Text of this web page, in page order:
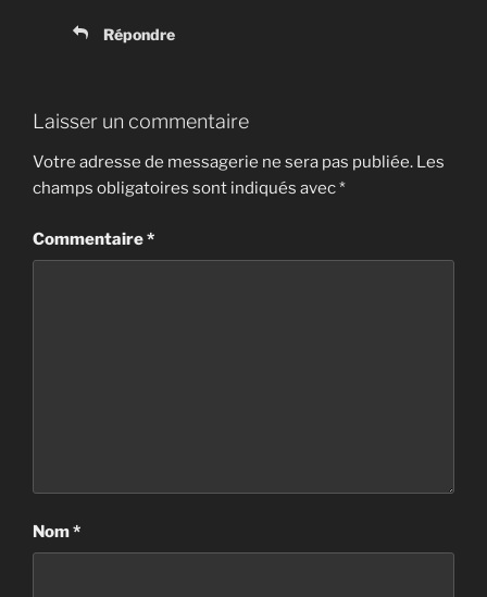
Répondre
Laisser un commentaire
Votre adresse de messagerie ne sera pas publiée. Les
champs obligatoires sont indiqués avec*
Commentaire*
Nom*